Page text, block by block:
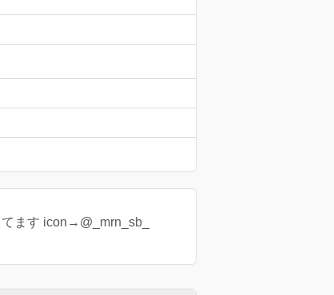
ます icon→@_mrn_sb_